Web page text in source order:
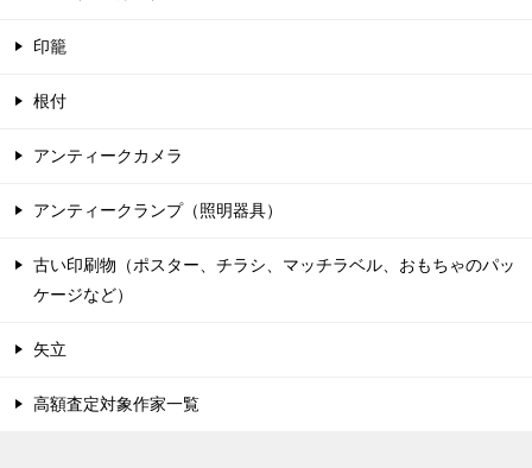
印籠
根付
アンティークカメラ
アンティークランプ（照明器具）
古い印刷物（ポスター、チラシ、マッチラベル、おもちゃのパッ
ケージなど）
矢立
高額査定対象作家一覧